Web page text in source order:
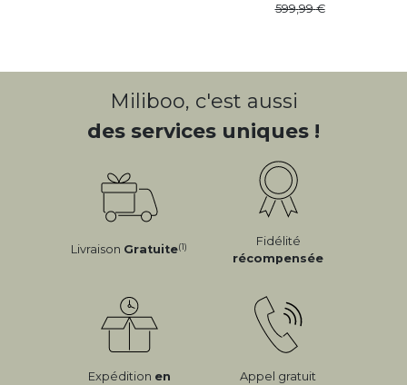
599,99
Miliboo, c'est aussi
des services uniques !
Livraison Gratuite(1)
Fidélité
récompensée
Expédition en
Appel gratuit